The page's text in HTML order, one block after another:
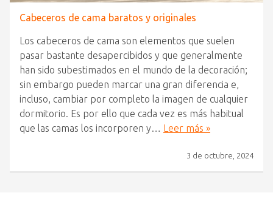
Cabeceros de cama baratos y originales
Los cabeceros de cama son elementos que suelen
pasar bastante desapercibidos y que generalmente
han sido subestimados en el mundo de la decoración;
sin embargo pueden marcar una gran diferencia e,
incluso, cambiar por completo la imagen de cualquier
dormitorio. Es por ello que cada vez es más habitual
que las camas los incorporen y… Leer más »
3 de octubre, 2024